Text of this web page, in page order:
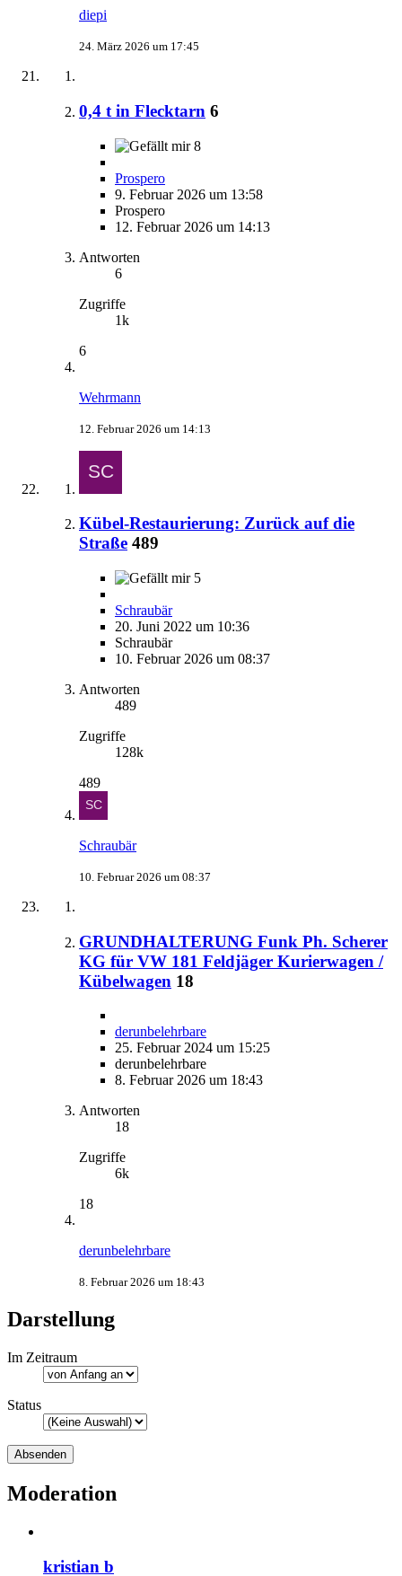
diepi
24. März 2026 um 17:45
0,4 t in Flecktarn 6
8
Prospero
9. Februar 2026 um 13:58
Prospero
12. Februar 2026 um 14:13
Antworten
6
Zugriffe
1k
6
Wehrmann
12. Februar 2026 um 14:13
Kübel-Restaurierung: Zurück auf die
Straße 489
5
Schraubär
20. Juni 2022 um 10:36
Schraubär
10. Februar 2026 um 08:37
Antworten
489
Zugriffe
128k
489
Schraubär
10. Februar 2026 um 08:37
GRUNDHALTERUNG Funk Ph. Scherer
KG für VW 181 Feldjäger Kurierwagen /
Kübelwagen 18
derunbelehrbare
25. Februar 2024 um 15:25
derunbelehrbare
8. Februar 2026 um 18:43
Antworten
18
Zugriffe
6k
18
derunbelehrbare
8. Februar 2026 um 18:43
Darstellung
Im Zeitraum
Status
Moderation
kristian b